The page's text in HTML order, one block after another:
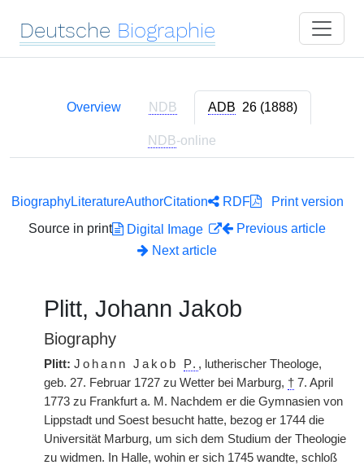
Deutsche Biographie
Overview NDB ADB 26 (1888)
NDB-online
BiographyLiteratureAuthorCitation RDF
Print version
Source in print
Digital Image
Previous article
Next article
Plitt, Johann Jakob
Biography
Plitt: Johann Jakob P. , lutherischer Theologe,
geb. 27. Februar 1727 zu Wetter bei Marburg, † 7. April
1773 zu Frankfurt a. M. Nachdem er die Gymnasien von
Lippstadt und Soest besucht hatte, bezog er 1744 die
Universität Marburg, um sich dem Studium der Theologie
zu widmen. In Halle, wohin er sich 1745 wandte, schloß